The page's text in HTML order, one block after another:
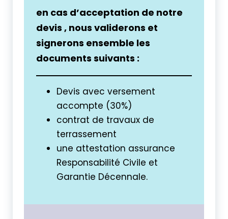
en cas d’acceptation de notre
devis , nous validerons et
signerons ensemble les
documents suivants :
Devis avec versement
accompte (30%)
contrat de travaux de
terrassement
une attestation assurance
Responsabilité Civile et
Garantie Décennale.